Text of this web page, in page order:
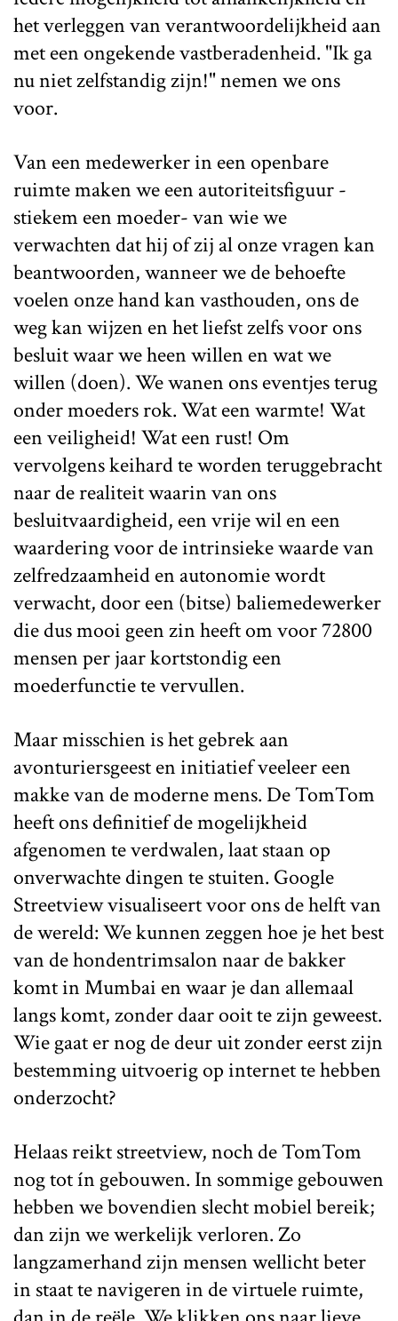
het verleggen van verantwoordelijkheid aan
met een ongekende vastberadenheid. "Ik ga
nu niet zelfstandig zijn!" nemen we ons
voor.
Van een medewerker in een openbare
ruimte maken we een autoriteitsfiguur -
stiekem een moeder- van wie we
verwachten dat hij of zij al onze vragen kan
beantwoorden, wanneer we de behoefte
voelen onze hand kan vasthouden, ons de
weg kan wijzen en het liefst zelfs voor ons
besluit waar we heen willen en wat we
willen (doen). We wanen ons eventjes terug
onder moeders rok. Wat een warmte! Wat
een veiligheid! Wat een rust! Om
vervolgens keihard te worden teruggebracht
naar de realiteit waarin van ons
besluitvaardigheid, een vrije wil en een
waardering voor de intrinsieke waarde van
zelfredzaamheid en autonomie wordt
verwacht, door een (bitse) baliemedewerker
die dus mooi geen zin heeft om voor 72800
mensen per jaar kortstondig een
moederfunctie te vervullen.
Maar misschien is het gebrek aan
avonturiersgeest en initiatief veeleer een
makke van de moderne mens. De TomTom
heeft ons definitief de mogelijkheid
afgenomen te verdwalen, laat staan op
onverwachte dingen te stuiten. Google
Streetview visualiseert voor ons de helft van
de wereld: We kunnen zeggen hoe je het best
van de hondentrimsalon naar de bakker
komt in Mumbai en waar je dan allemaal
langs komt, zonder daar ooit te zijn geweest.
Wie gaat er nog de deur uit zonder eerst zijn
bestemming uitvoerig op internet te hebben
onderzocht?
Helaas reikt streetview, noch de TomTom
nog tot ín gebouwen. In sommige gebouwen
hebben we bovendien slecht mobiel bereik;
dan zijn we werkelijk verloren. Zo
langzamerhand zijn mensen wellicht beter
in staat te navigeren in de virtuele ruimte,